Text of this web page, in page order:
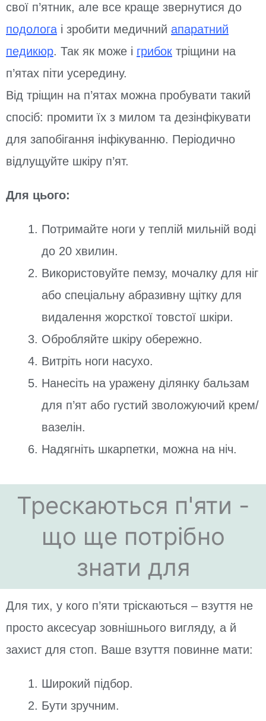
свої п’ятник, але все краще звернутися до
подолога і зробити медичний апаратний
педикюр. Так як може і грибок тріщини на
п’ятах піти усередину.
Від тріщин на п’ятах можна пробувати такий
спосіб: промити їх з милом та дезінфікувати
для запобігання інфікуванню. Періодично
відлущуйте шкіру п’ят.
Для цього:
Потримайте ноги у теплій мильній воді
до 20 хвилин.
Використовуйте пемзу, мочалку для ніг
або спеціальну абразивну щітку для
видалення жорсткої товстої шкіри.
Обробляйте шкіру обережно.
Витріть ноги насухо.
Нанесіть на уражену ділянку бальзам
для п’ят або густий зволожуючий крем/
вазелін.
Надягніть шкарпетки, можна на ніч.
Трескаються п'яти -
що ще потрібно
знати для
Для тих, у кого п’яти тріскаються – взуття не
просто аксесуар зовнішнього вигляду, а й
захист для стоп. Ваше взуття повинне мати:
Широкий підбор.
Бути зручним.